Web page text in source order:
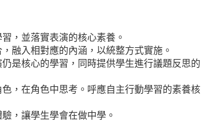
，並落實表演的核心素養。
融入相對應的內涵，以統整方式實施。
是核心的學習，同時提供學生進行議題反思的
，在角色中思考。呼應自主行動學習的素養核
，讓學生學會在做中學。